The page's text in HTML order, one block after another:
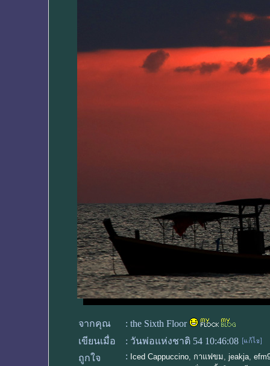
จากคุณ : the Sixth Floor
เขียนเมื่อ
: วันพ่อแห่งชาติ 54 10:46:08
ถูกใจ
: Iced Cappuccino, กาแฟขม, jeakja,